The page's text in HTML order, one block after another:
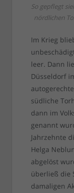
So gepflegt
nördlichen
Im Krieg
leer. Dann
Düsseldorf
südliche
dann im
genannt
Jahrzehnte
Helga
abgelöst
überließ die
damaligen